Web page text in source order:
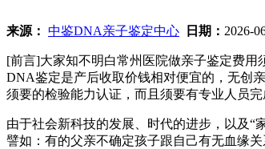
来源： 中鉴DNA亲子鉴定中心 日期： 2026-
[前言]大家知不明白常州医院做亲子鉴定费用
DNA鉴定是产后收取价钱相对便宜的，无创
须要的检验能力认证，而且须要有专业人员
由于社会新科技的发展、时代的进步，以及“
譬如：有的父亲不确定孩子跟自己有无血缘